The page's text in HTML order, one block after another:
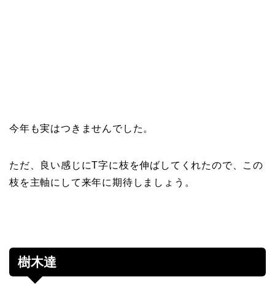
今年も実はつきませんでした。
ただ、良い感じにT字に枝を伸ばしてくれたので、この
枝を主軸にして来年に期待しましょう。
樹木達